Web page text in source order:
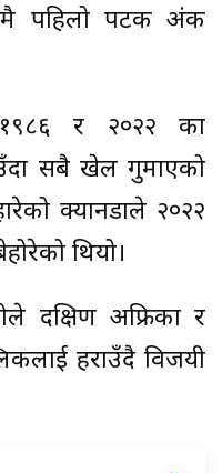
पहिलो पटक अंक
र २०२२ का
सबै खेल गुमाएको
क्यानडाले २०२२
थियो।
दक्षिण अफ्रिका र
हराउँदै विजयी